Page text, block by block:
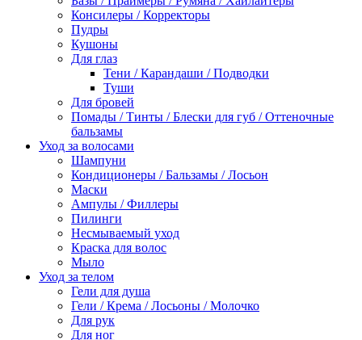
Консилеры / Корректоры
Пудры
Кушоны
Для глаз
Тени / Карандаши / Подводки
Туши
Для бровей
Помады / Тинты / Блески для губ / Оттеночные
бальзамы
Уход за волосами
Шампуни
Кондиционеры / Бальзамы / Лосьон
Маски
Ампулы / Филлеры
Пилинги
Несмываемый уход
Краска для волос
Мыло
Уход за телом
Гели для душа
Гели / Крема / Лосьоны / Молочко
Для рук
Для ног